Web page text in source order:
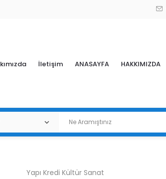
İletişim ANASAYFA HAKKIMIZDA
Yapı Kredi Kültür Sanat